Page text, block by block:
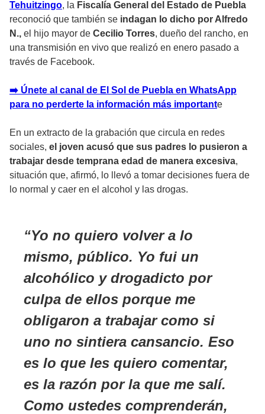
Tehuitzingo, la Fiscalía General del Estado de Puebla
reconoció que también se indagan lo dicho por Alfredo
N., el hijo mayor de Cecilio Torres, dueño del rancho, en
una transmisión en vivo que realizó en enero pasado a
través de Facebook.
➡️ Únete al canal de El Sol de Puebla en WhatsApp
para no perderte la información más importante
En un extracto de la grabación que circula en redes
sociales, el joven acusó que sus padres lo pusieron a
trabajar desde temprana edad de manera excesiva,
situación que, afirmó, lo llevó a tomar decisiones fuera de
lo normal y caer en el alcohol y las drogas.
Yo no quiero volver a lo
mismo, público. Yo fui un
alcohólico y drogadicto por
culpa de ellos porque me
obligaron a trabajar como si
uno no sintiera cansancio. Eso
es lo que les quiero comentar,
es la razón por la que me salí.
Como ustedes comprenderán,